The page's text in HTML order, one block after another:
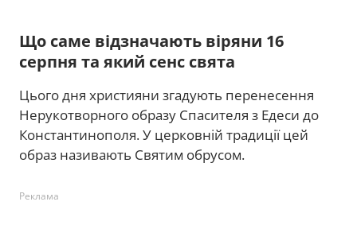
Що саме відзначають віряни 16
серпня та який сенс свята
Цього дня християни згадують перенесення
Нерукотворного образу Спасителя з Едеси до
Константинополя. У церковній традиції цей
образ називають Святим обрусом.
Реклама